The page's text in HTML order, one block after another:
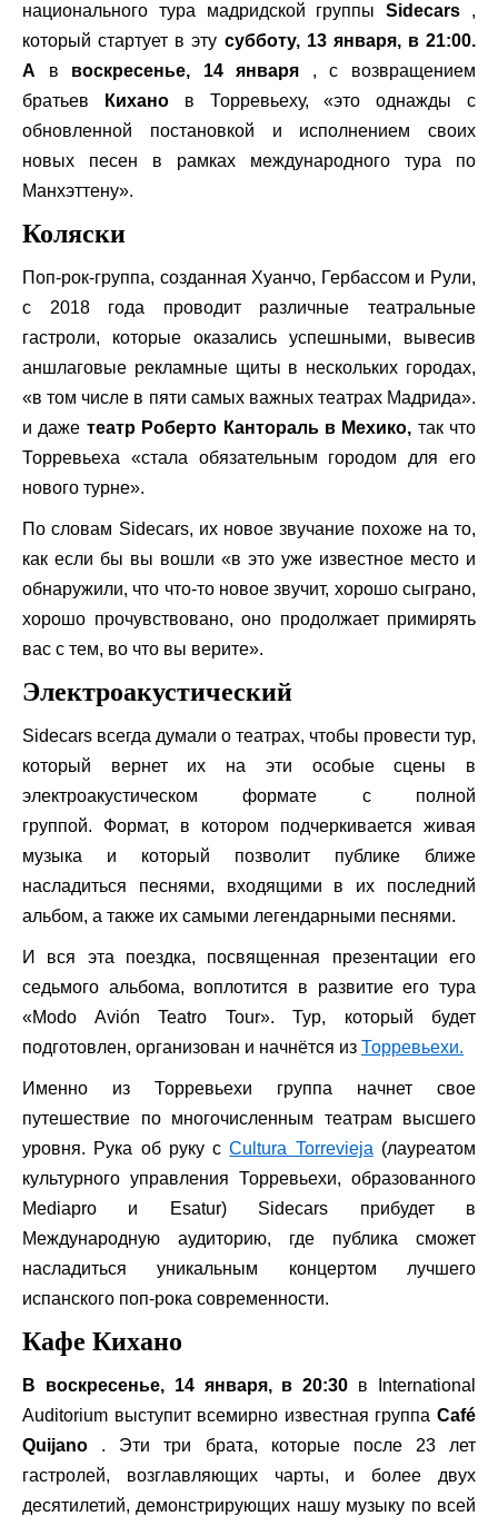
национального тура мадридской группыSidecars ,
который стартует в эту субботу, 13 января, в 21:00.
А в воскресенье, 14 января , с возвращением
братьев
Киханов Торревьеху, «это однажды с
обновленной постановкой и исполнением своих
новых песен в рамках международного тура по
Манхэттену».
Коляски
Поп-рок-группа, созданная Хуанчо, Гербассом и Рули,
с 2018 года проводит различные театральные
гастроли, которые оказались успешными, вывесив
аншлаговые рекламные щиты в нескольких городах,
«в том числе в пяти самых важных театрах Мадрида».
и даже театр Роберто Кантораль в Мехико, так что
Торревьеха «стала обязательным городом для его
нового турне».
По словам Sidecars, их новое звучание похоже на то,
как если бы вы вошли «в это уже известное место и
обнаружили, что что-то новое звучит, хорошо сыграно,
хорошо прочувствовано, оно продолжает примирять
вас с тем, во что вы верите».
Электроакустический
Sidecars всегда думали о театрах, чтобы провести тур,
который вернет их на эти особые сцены в
электроакустическом формате с полной
группой. Формат, в котором подчеркивается живая
музыка и который позволит публике ближе
насладиться песнями, входящими в их последний
альбом, а также их самыми легендарными песнями.
И вся эта поездка, посвященная презентации его
седьмого альбома, воплотится в развитие его тура
«Modo Avión Teatro Tour». Тур, который будет
подготовлен, организован и начнётся из Торревьехи.
Именно из Торревьехи группа начнет свое
путешествие по многочисленным театрам высшего
уровня. Рука об руку сCultura Torrevieja (лауреатом
культурного управления Торревьехи, образованного
Mediapro и Esatur) Sidecars прибудет в
Международную аудиторию, где публика сможет
насладиться уникальным концертом лучшего
испанского поп-рока современности.
Кафе Кихано
В воскресенье, 14 января, в 20:30 в International
Auditorium выступит всемирно известная группа Café
Quijano . Эти три брата, которые после 23 лет
гастролей, возглавляющих чарты, и более двух
десятилетий, демонстрирующих нашу музыку по всей